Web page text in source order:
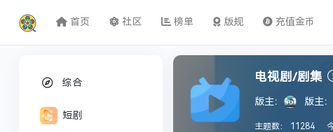
首页 社区 榜单 版规 充值金币
综合
短剧
电视剧/剧集
版主： 版主：
主题数： 11284